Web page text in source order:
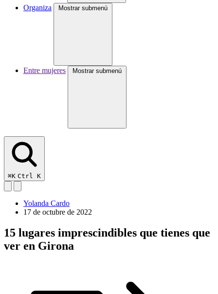
Organiza Mostrar submenú
Entre mujeres Mostrar submenú
⌘K Ctrl K
Yolanda Cardo
17 de octubre de 2022
15 lugares imprescindibles que tienes que
ver en Girona